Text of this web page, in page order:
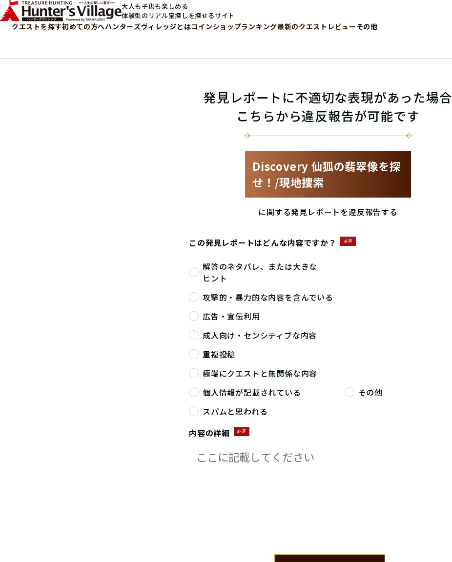
大人も子供も楽しめる
体験型のリアル宝探しを探せるサイト
クエストを探す初めての方へハンターズヴィレッジとはコインショップランキング最新のクエストレビューその他
発見レポートに不適切な表現があった場合
こちらから違反報告が可能です
Discovery 仙狐の翡翠像を探
せ！/現地捜索
に関する発見レポートを違反報告する
この発見レポートはどんな内容ですか？ 必須
解答のネタバレ、または大きな
ヒント
攻撃的・暴力的な内容を含んでいる
広告・宣伝利用
成人向け・センシティブな内容
重複投稿
極端にクエストと無関係な内容
個人情報が記載されている
その他
スパムと思われる
内容の詳細
必須